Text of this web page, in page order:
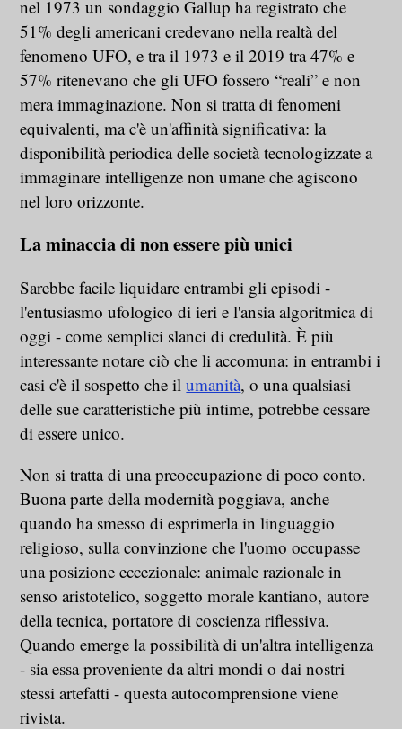
nel 1973 un sondaggio Gallup ha registrato che
51% degli americani credevano nella realtà del
fenomeno UFO, e tra il 1973 e il 2019 tra 47% e
57% ritenevano che gli UFO fossero “reali” e non
mera immaginazione. Non si tratta di fenomeni
equivalenti, ma c'è un'affinità significativa: la
disponibilità periodica delle società tecnologizzate a
immaginare intelligenze non umane che agiscono
nel loro orizzonte.
La minaccia di non essere più unici
Sarebbe facile liquidare entrambi gli episodi -
l'entusiasmo ufologico di ieri e l'ansia algoritmica di
oggi - come semplici slanci di credulità. È più
interessante notare ciò che li accomuna: in entrambi i
casi c'è il sospetto che ilumanità, o una qualsiasi
delle sue caratteristiche più intime, potrebbe cessare
di essere unico.
Non si tratta di una preoccupazione di poco conto.
Buona parte della modernità poggiava, anche
quando ha smesso di esprimerla in linguaggio
religioso, sulla convinzione che l'uomo occupasse
una posizione eccezionale: animale razionale in
senso aristotelico, soggetto morale kantiano, autore
della tecnica, portatore di coscienza riflessiva.
Quando emerge la possibilità di un'altra intelligenza
- sia essa proveniente da altri mondi o dai nostri
stessi artefatti - questa autocomprensione viene
rivista.